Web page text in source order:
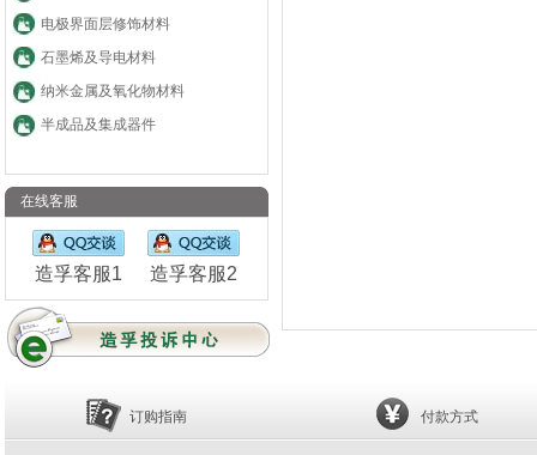
电极界面层修饰材料
石墨烯及导电材料
纳米金属及氧化物材料
半成品及集成器件
在线客服
造孚客服1 造孚客服2
订购指南 付款方式